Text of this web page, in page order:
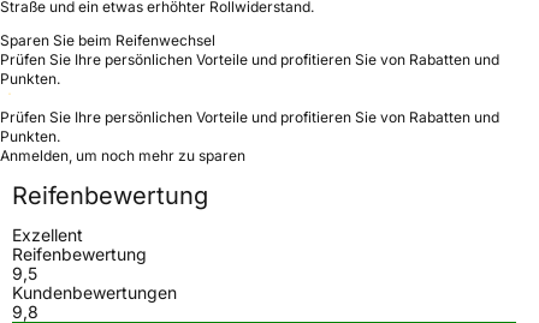
Straße und ein etwas erhöhter Rollwiderstand.
Sparen Sie beim Reifenwechsel
Prüfen Sie Ihre persönlichen Vorteile und profitieren Sie von Rabatten und
Punkten.
Prüfen Sie Ihre persönlichen Vorteile und profitieren Sie von Rabatten und
Punkten.
Anmelden, um noch mehr zu sparen
Reifenbewertung
Exzellent
Reifenbewertung
9,5
Kundenbewertungen
9,8